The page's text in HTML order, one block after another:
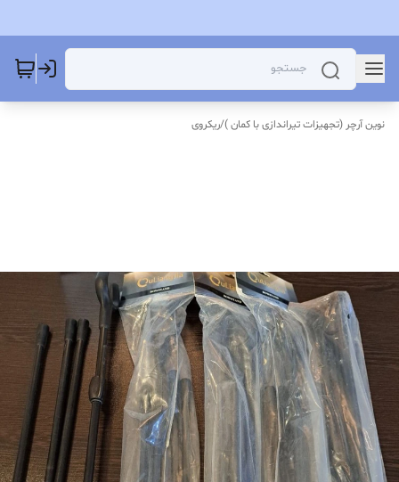
نوین آرچر (تجهیزات تیراندازی با کمان )/ریکروی